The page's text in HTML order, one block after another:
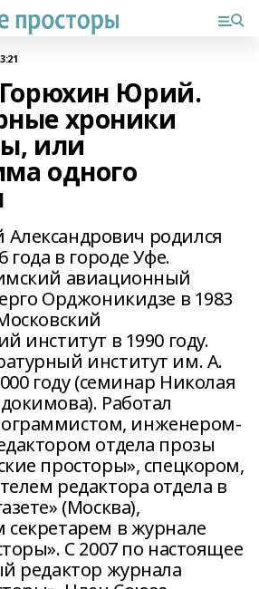
Юрий.
хроники
или
одного
родился
года в городе Уфе.
авиационный
Орджоникидзе в 1983
институт в 1990 году.
институт им. А.
году (семинар Николая
Работал
инженером-
отдела прозы
просторы», спецкором,
редактора отдела в
(Москва),
секретарем в журнале
С 2007 по настоящее
редактор журнала